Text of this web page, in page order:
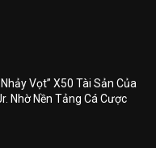
Vọt” X50 Tài Sản Của
Nhờ Nền Tảng Cá Cược